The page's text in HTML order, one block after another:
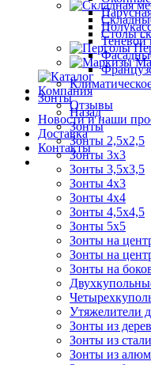
Столы
Компания
Отзывы
Новости и наши
Доставка
Контакты
Теневой
Зонты
Назад
Зонты
Зонты 2,5х2,5
Зонты 3х3
Зонты 3,5х3,5
Зонты 4х3
Зонты 4х4
Зонты 4,5х4,5
Зонты 5х5
Зонты на
Зонты на
Зонты на
Утяжелители
Зонты из
Зонты из стали
Зонты из